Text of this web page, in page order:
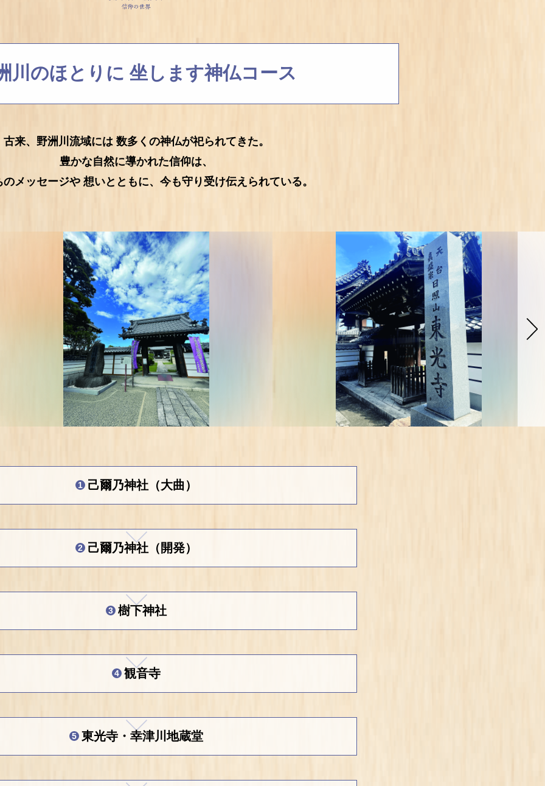
川のほとりに 坐します神仏コース
古来、野洲川流域には 数多くの神仏が祀られてきた。
豊かな自然に導かれた信仰は、
のメッセージや想いとともに、今も守り受け伝えられている。
1 己爾乃神社（大曲）
2 己爾乃神社（開発）
3 樹下神社
4 観音寺
5 東光寺・幸津川地蔵堂